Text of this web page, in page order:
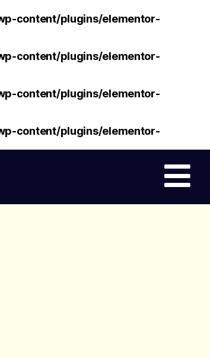
content/plugins/elementor-
content/plugins/elementor-
content/plugins/elementor-
content/plugins/elementor-